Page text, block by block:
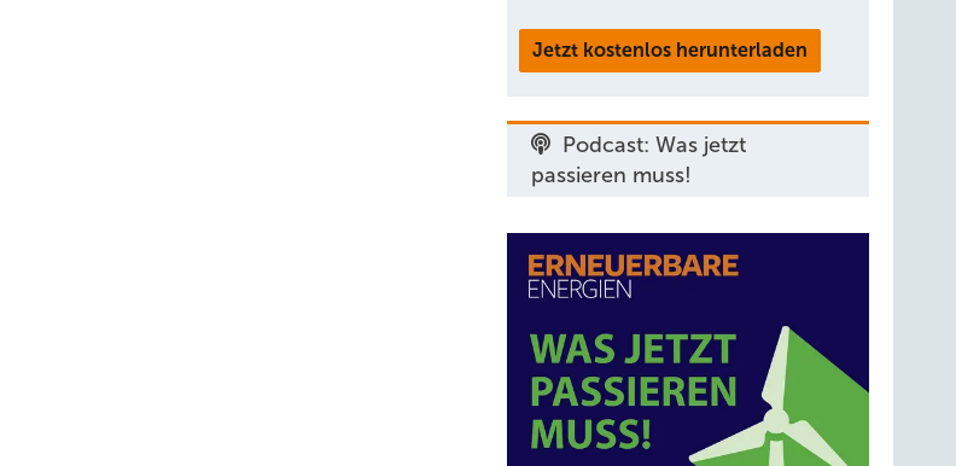
Jetzt kostenlos herunterladen
Podcast: Was jetzt
passieren muss!